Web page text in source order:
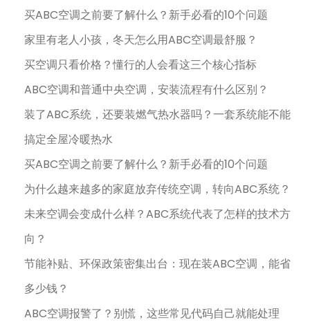
买ABC空调之前要了解什么？新手必看的10个问题
家里有老人小孩，冬天怎么用ABC空调最舒服？
买空调只看价格？懂行的人会看这三个核心指标
ABC空调和普通中央空调，安装流程有什么区别？
装了ABC系统，还要装燃气热水器吗？一套系统能不能
搞定全屋冷暖热水
买ABC空调之前要了解什么？新手必看的10个问题
为什么越来越多的家庭放弃传统空调，转向ABC系统？
未来空调会变成什么样？ABC系统代表了怎样的技术方
向？
节能补贴、环保政策密集出台：现在装ABC空调，能省
多少钱？
ABC空调报警了？别慌，这些常见代码自己就能处理